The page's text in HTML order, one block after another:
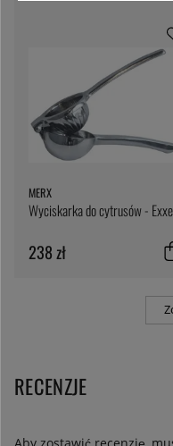
MERX
Wyciskarka do cytrusów -
238 zł
RECENZJE